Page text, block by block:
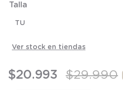
Talla
TU
Ver stock en tiendas
$20.993 $29.990
7.
8.